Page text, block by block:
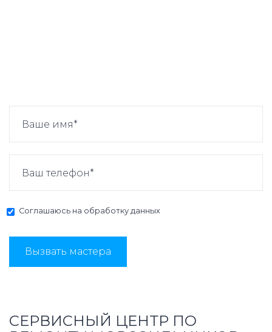
Соглашаюсь на обработку данных
Вызвать мастера
СЕРВИСНЫЙ ЦЕНТР ПО